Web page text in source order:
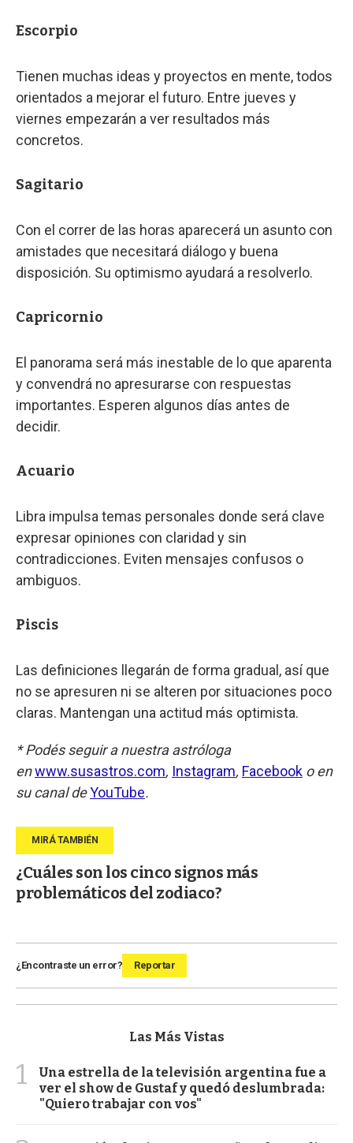
Escorpio
Tienen muchas ideas y proyectos en mente, todos
orientados a mejorar el futuro. Entre jueves y
viernes empezarán a ver resultados más
concretos.
Sagitario
Con el correr de las horas aparecerá un asunto con
amistades que necesitará diálogo y buena
disposición. Su optimismo ayudará a resolverlo.
Capricornio
El panorama será más inestable de lo que aparenta
y convendrá no apresurarse con respuestas
importantes. Esperen algunos días antes de
decidir.
Acuario
Libra impulsa temas personales donde será clave
expresar opiniones con claridad y sin
contradicciones. Eviten mensajes confusos o
ambiguos.
Piscis
Las definiciones llegarán de forma gradual, así que
no se apresuren ni se alteren por situaciones poco
claras. Mantengan una actitud más optimista.
* Podés seguir a nuestra astróloga
enwww.susastros.com, Instagram, Facebook o en
su canal deYouTube.
¿Cuáles son los cinco signos más
problemáticos del zodiaco?
¿Encontraste un error? Reportar
Las Más Vistas
1
Una estrella de la televisión argentina fue a
ver el show de Gustaf y quedó deslumbrada:
"Quiero trabajar con vos"